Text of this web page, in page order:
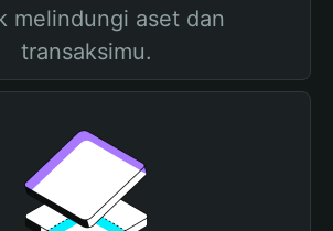
melindungi aset dan
transaksimu.